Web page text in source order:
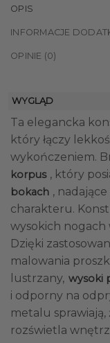
OPIS
INFORMACJE
OPINIE (0)
WYGLĄD
Ta elegancka
który łączy
wykończeniem.
korpus , który
bokach ,
charakteru.
wysokich
Dzięki
malowania
lustrzany, wysoki
i odporny na
metalu
rozświetla